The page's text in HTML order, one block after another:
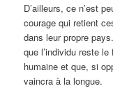
D’ailleurs, ce n’est
courage qui retient
dans leur propre
que l’individu reste
humaine et que, si
vaincra à la longue.